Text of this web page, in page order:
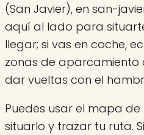
(San Javier), en san-
aquí al lado para
llegar; si vas en coche,
zonas de
dar vueltas con el
Puedes usar el mapa
situarlo y trazar tu ruta.